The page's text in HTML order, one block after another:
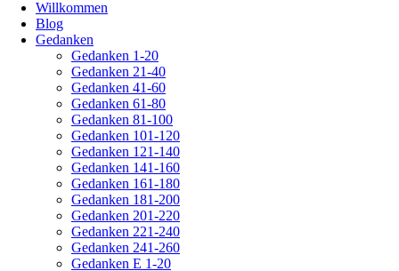
Willkommen
Blog
Gedanken
Gedanken 1-20
Gedanken 21-40
Gedanken 41-60
Gedanken 61-80
Gedanken 81-100
Gedanken 101-120
Gedanken 121-140
Gedanken 141-160
Gedanken 161-180
Gedanken 181-200
Gedanken 201-220
Gedanken 221-240
Gedanken 241-260
Gedanken E 1-20